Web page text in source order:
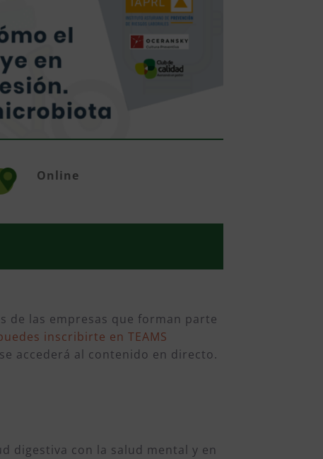
Online
de las empresas que forman parte
inscribirte en TEAMS
accederá al contenido en directo.
digestiva con la salud mental y en